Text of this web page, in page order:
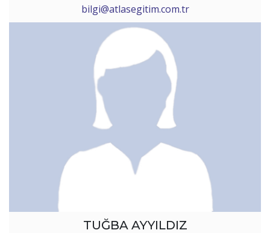
bilgi@atlasegitim.com.tr
TUĞBA AYYILDIZ